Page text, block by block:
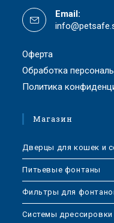
Email:
Оферта
Обработка
Политика
Магазин
Дверцы для кошек и
Питьевые фонтаны
Фильтры для
Системы